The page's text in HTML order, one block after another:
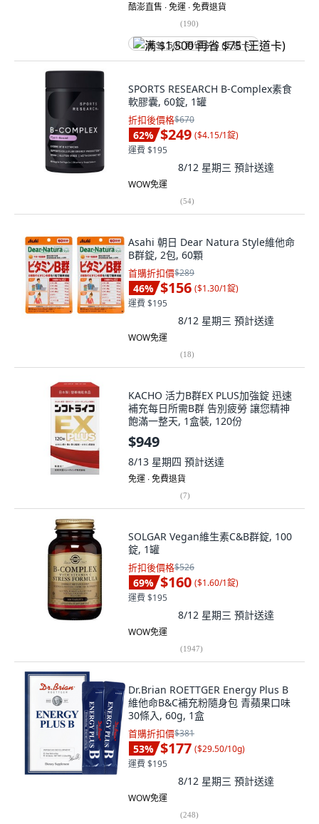
酷澎直售 ∙ 免運 ∙ 免費退貨
(190)
满 $1,500 再省 $75 (王道卡)
SPORTS RESEARCH B-Complex素食
軟膠囊, 60錠, 1罐
折扣後價格$670
62% $249 ($4.15/1錠)
運費 $195
8/12 星期三 預計送達
WOW免運
(54)
Asahi 朝日 Dear Natura Style維他命
B群錠, 2包, 60顆
首購折扣價$289
46% $156 ($1.30/1錠)
運費 $195
8/12 星期三 預計送達
WOW免運
(18)
KACHO 活力B群EX PLUS加強錠 迅速
補充每日所需B群 告別疲勞 讓您精神
飽滿一整天, 1盒裝, 120份
$949
8/13 星期四 預計送達
免運 ∙ 免費退貨
(7)
SOLGAR Vegan維生素C&B群錠, 100
錠, 1罐
折扣後價格$526
69% $160 ($1.60/1錠)
運費 $195
8/12 星期三 預計送達
WOW免運
(1947)
Dr.Brian ROETTGER Energy Plus B
維他命B&C補充粉隨身包 青蘋果口味
30條入, 60g, 1盒
首購折扣價$381
53% $177 ($29.50/10g)
運費 $195
8/12 星期三 預計送達
WOW免運
(248)